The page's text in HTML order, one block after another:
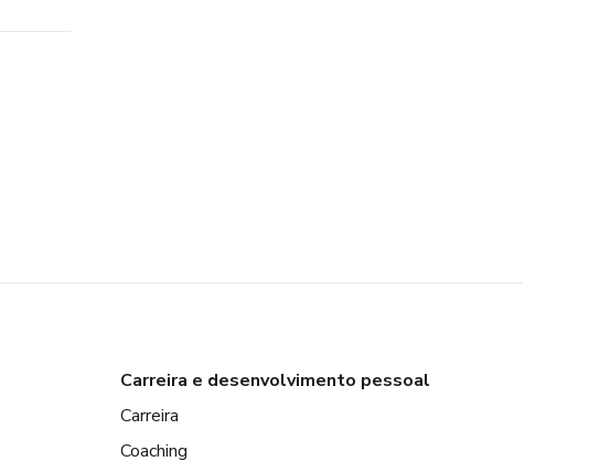
Carreira e desenvolvimento pessoal
Carreira
Coaching